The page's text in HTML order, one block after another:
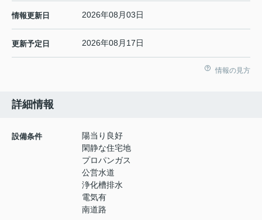
情報更新日 2026年08月03日
更新予定日 2026年08月17日
情報の見方
詳細情報
設備条件
陽当り良好
閑静な住宅地
プロパンガス
公営水道
浄化槽排水
電気有
南道路